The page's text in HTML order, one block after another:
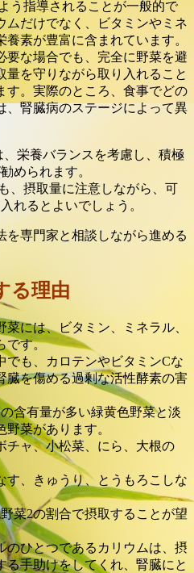
う指導されることが一般的で
ムだけでなく、ビタミンやミネ
素が豊富に含まれています。
要な場合でも、完全に野菜を避
量を守りながら取り入れること
す。実際のところ、食事でどの
、腎臓病のステージによって異
、栄養バランスを考慮し、積極
められます。
、摂取量に注意しながら、可
れるとよいでしょう。
を専門家と相談しながら進める
る理由
には、ビタミン、ミネラル、
です。
でも、カロテンやビタミンCな
臓を傷める過剰な活性酵素の害
含有量が多い緑黄色野菜と淡
菜があります。
チャ、小松菜、にら、大根の
す、きゅうり、とうもろこしな
菜2の割合で摂取することが望
のひとつであるカリウムは、摂
手助けをしてくれ、腎臓にと